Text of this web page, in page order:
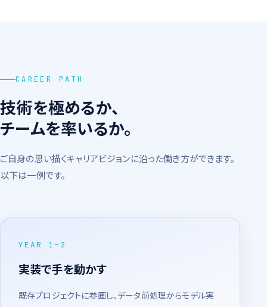
CAREER PATH
技術を極めるか、
チームを率いるか。
ご自身の思い描くキャリアビジョンに沿った働き方ができます。
以下は一例です。
YEAR 1–2
実装で手を動かす
既存プロジェクトに参画し、データ前処理からモデル実